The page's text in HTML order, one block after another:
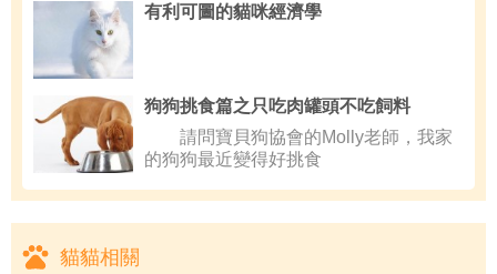
有利可圖的貓咪經濟學
狗狗挑食篇之只吃肉罐頭不吃飼料
請問寶貝狗協會的Molly老師，我家
的狗狗最近變得好挑食
貓貓相關